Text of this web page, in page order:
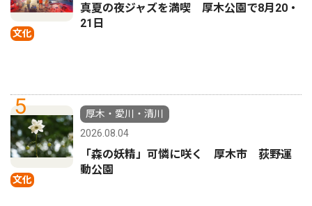
文化
真夏の夜ジャズを満喫 厚木公園で8月20・
21日
5
文化
厚木・愛川・清川
2026.08.04
「森の妖精」可憐に咲く 厚木市 荻野運
動公園